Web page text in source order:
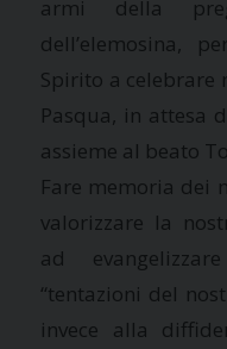
armi della
dell’elemosina,
Spirito a celebrare
Pasqua, in attesa
assieme al beato
Fare memoria dei
valorizzare la
ad
“tentazioni del
invece alla